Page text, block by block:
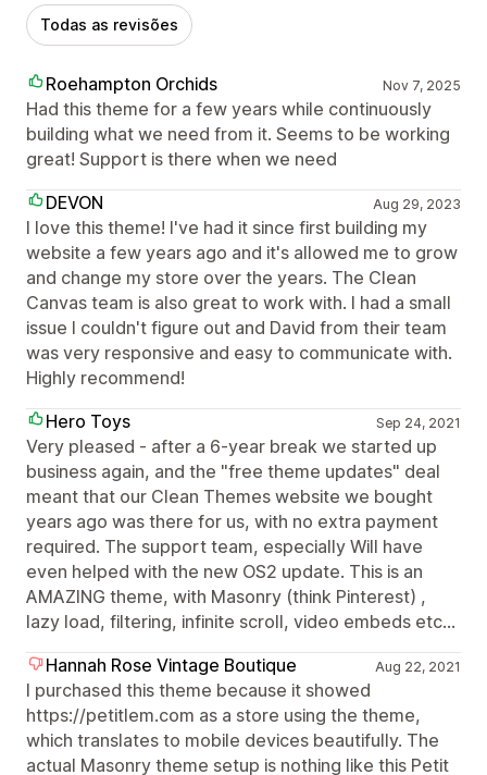
Todas as revisões
Roehampton Orchids Nov 7, 2025
Had this theme for a few years while continuously
building what we need from it. Seems to be working
great! Support is there when we need
DEVON
Aug 29, 2023
I love this theme! I've had it since first building my
website a few years ago and it's allowed me to grow
and change my store over the years. The Clean
Canvas team is also great to work with. I had a small
issue I couldn't figure out and David from their team
was very responsive and easy to communicate with.
Highly recommend!
Hero Toys
Sep 24, 2021
Very pleased - after a 6-year break we started up
business again, and the "free theme updates" deal
meant that our Clean Themes website we bought
years ago was there for us, with no extra payment
required. The support team, especially Will have
even helped with the new OS2 update. This is an
AMAZING theme, with Masonry (think Pinterest) ,
lazy load, filtering, infinite scroll, video embeds etc...
Hannah Rose Vintage Boutique
Aug 22, 2021
I purchased this theme because it showed
https://petitlem.com as a store using the theme,
which translates to mobile devices beautifully. The
actual Masonry theme setup is nothing like this Petit